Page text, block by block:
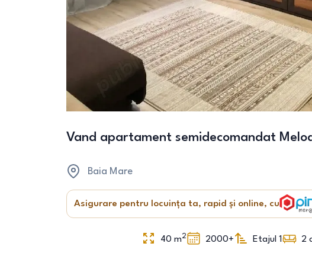
Vand apartament semidecomandat
Baia Mare
Asigurare pentru locuința ta, rapid și online, cu
40 m2 2000+ Etajul 1 2